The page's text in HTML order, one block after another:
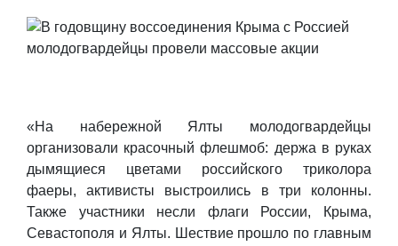
«На набережной Ялты молодогвардейцы
организовали красочный флешмоб: держа в руках
дымящиеся цветами российского триколора
фаеры, активисты выстроились в три колонны.
Также участники несли флаги России, Крыма,
Севастополя и Ялты. Шествие прошло по главным